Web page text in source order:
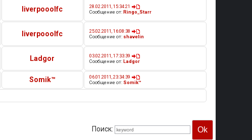
liverpooolfc
28.02.2011, 15:34:21
Сообщение от:Ringo_Starr
liverpooolfc
25.02.2011, 16:08:38
Сообщение от: shavelin
Ladgor
03.02.2011, 17:33:39
Сообщение от:Ladgor
Somik™
06.01.2011, 23:34:39
Сообщение от: Somik™
Поиск: